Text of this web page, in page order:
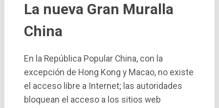
La nueva Gran Muralla
China
En la República Popular China, con la
excepción de Hong Kong y Macao, no existe
el acceso libre a Internet; las autoridades
bloquean el acceso a los sitios web